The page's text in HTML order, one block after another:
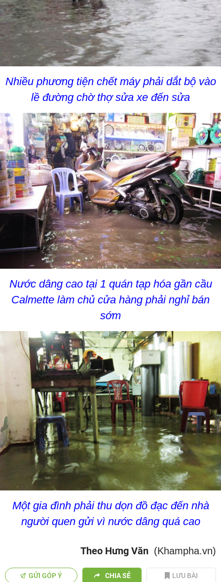
Nhiều phương tiện chết máy phải dắt bộ vào
lề đường chờ thợ sửa xe đến sửa
Nước dâng cao tại 1 quán tạp hóa gần cầu
Calmette làm chủ cửa hàng phải nghỉ bán
sớm
Một gia đình phải thu dọn đồ đạc đến nhà
người quen gửi vì nước dâng quá cao
Theo Hưng Văn (Khampha.vn)
GỬI GÓP Ý CHIA SẺ LƯU BÀI